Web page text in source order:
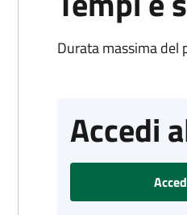
Durata massima
Accedi